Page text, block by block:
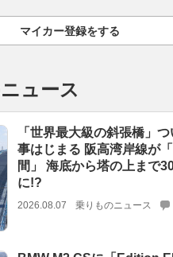
マイカー登録をする
ュース
「世界最大級の斜張橋」
事はじまる 阪高湾岸線が
間」 海底から塔の上まで
に!?
2026.08.07 乗りものニュース